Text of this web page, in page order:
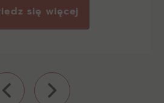
się więcej